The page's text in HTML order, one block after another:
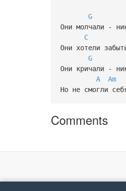
G
Они молчали -
C
Они хотели
G
Они кричали -
A
Am
Но не смогли
Comments